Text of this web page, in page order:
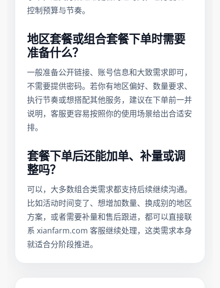
控制预算与节奏。
地区套餐或组合套餐下单时需要
准备什么？
一般准备公开链接、账号信息和大致需求即可，
不需要提供密码。若你有地区偏好、数量要求、
执行节奏或想搭配其他服务，建议在下单前一并
说明，客服更容易按照你的使用场景给出合适安
排。
套餐下单后还能加单、补量或调
整吗？
可以，大多数组合类需求都支持后续继续沟通。
比如活动时间变了、想增加数量、换成别的地区
方案，或者需要补量和售后跟进，都可以直接联
系 xianfarm.com 客服继续处理，这类需求本身
就适合分阶段推进。